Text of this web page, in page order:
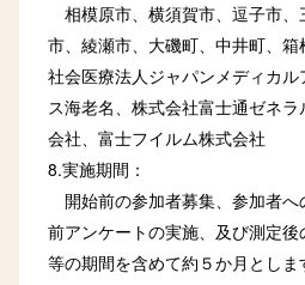
相模原市、横須賀市、逗子市、
市、綾瀬市、大磯町、中井町、箱
社会医療法人ジャパンメディカ
ス海老名、株式会社富士通ゼネ
会社、富士フイルム株式会社
8.実施期間：
開始前の参加者募集、参加者
前アンケートの実施、及び測定
等の期間を含めて約５か月としま